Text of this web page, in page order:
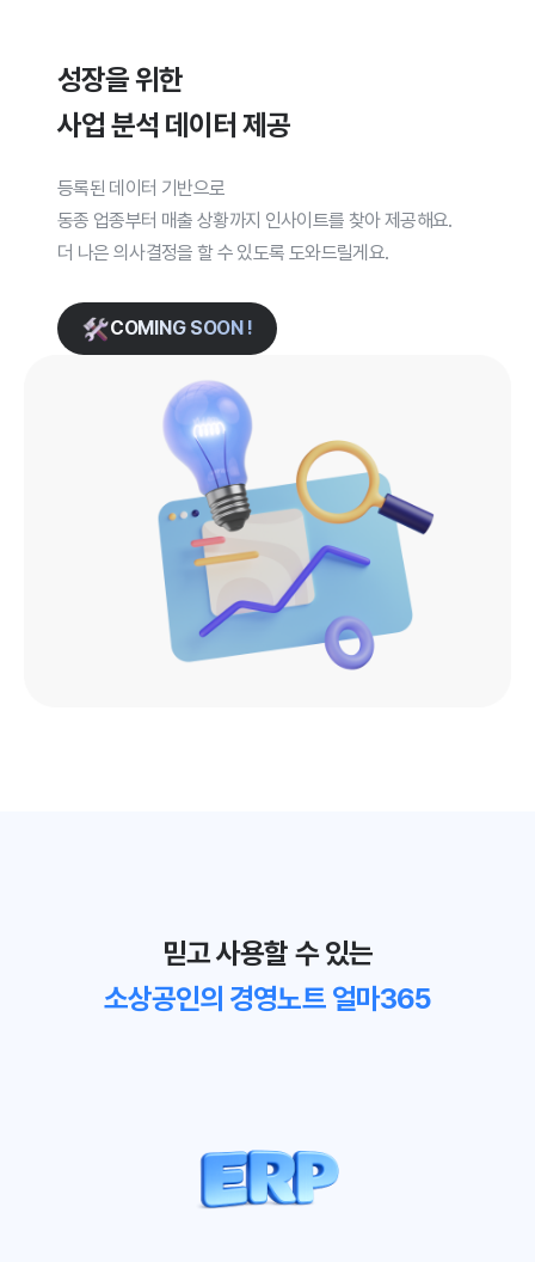
성장을 위한
사업 분석 데이터 제공
등록된 데이터 기반으로
동종 업종부터 매출 상황까지 인사이트를 찾아 제공해요.
더 나은 의사결정을 할 수 있도록 도와드릴게요.
COMING SOON !
믿고 사용할 수 있는
소상공인의 경영노트 얼마365